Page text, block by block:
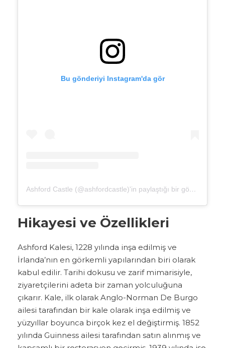
Bu gönderiyi Instagram'da gör
Ashford Castle (@ashfordcastle)'in paylaştığı bir gönderi
Hikayesi ve Özellikleri
Ashford Kalesi, 1228 yılında inşa edilmiş ve
İrlanda’nın en görkemli yapılarından biri olarak
kabul edilir. Tarihi dokusu ve zarif mimarisiyle,
ziyaretçilerini adeta bir zaman yolculuğuna
çıkarır. Kale, ilk olarak Anglo-Norman De Burgo
ailesi tarafından bir kale olarak inşa edilmiş ve
yüzyıllar boyunca birçok kez el değiştirmiş. 1852
yılında Guinness ailesi tarafından satın alınmış ve